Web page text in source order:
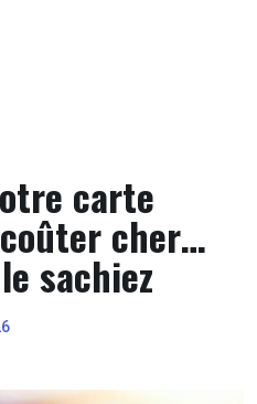
carte
cher…
sachiez